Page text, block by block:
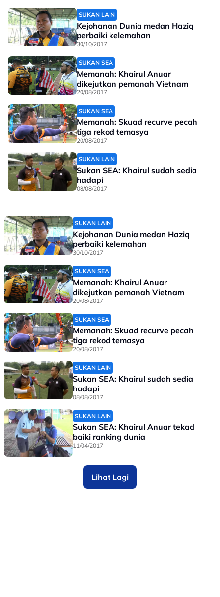
SUKAN LAIN
Kejohanan Dunia medan Haziq
perbaiki kelemahan
30/10/2017
SUKAN SEA
Memanah: Khairul Anuar
dikejutkan pemanah Vietnam
20/08/2017
SUKAN SEA
Memanah: Skuad recurve pecah
tiga rekod temasya
20/08/2017
SUKAN LAIN
Sukan SEA: Khairul sudah sedia
hadapi
08/08/2017
SUKAN LAIN
Kejohanan Dunia medan Haziq
perbaiki kelemahan
30/10/2017
SUKAN SEA
Memanah: Khairul Anuar
dikejutkan pemanah Vietnam
20/08/2017
SUKAN SEA
Memanah: Skuad recurve pecah
tiga rekod temasya
20/08/2017
SUKAN LAIN
Sukan SEA: Khairul sudah sedia
hadapi
08/08/2017
SUKAN LAIN
Sukan SEA: Khairul Anuar tekad
baiki ranking dunia
11/04/2017
Lihat Lagi